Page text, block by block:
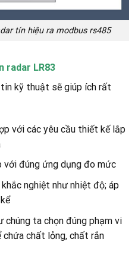
tín hiệu ra modbus rs485
radar LR83
kỹ thuật sẽ giúp ích rất
với các yêu cầu thiết kế lắp
với đúng ứng dụng đo mức
nghiệt như nhiệt độ; áp
chúng ta chọn đúng phạm vi
chứa chất lỏng, chất rắn